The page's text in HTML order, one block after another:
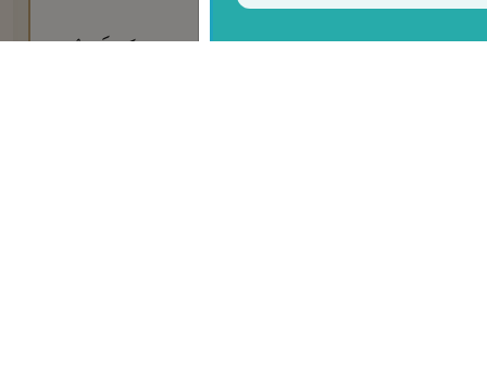
ٱلْعَزِيزُ ٱلْعَلِيمُ
ٱلَّذِى جَعَلَ لَكُمُ